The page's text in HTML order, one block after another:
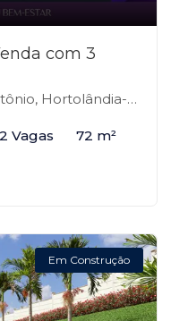
com 3
Hortolândia-SP
2 Vagas 72 m²
Em Construção